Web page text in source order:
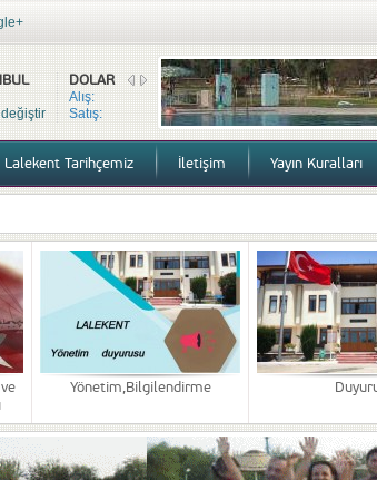
DOLAR
Alış:
Satış:
Lalekent Tarihçemiz İletişim Yayın Kuralları
raporları
ve Spor Bayramı
Yönetim,Bilgilendirme